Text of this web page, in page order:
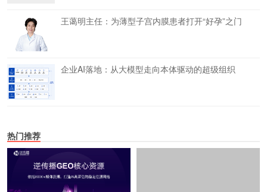
王蔼明主任：为薄型子宫内膜患者打开“好孕”之门
企业AI落地：从大模型走向本体驱动的超级组织
热门推荐